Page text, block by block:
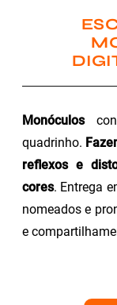
Monóculos
quadrinho.
reflexos e
cores. Entrega
nomeados e
e